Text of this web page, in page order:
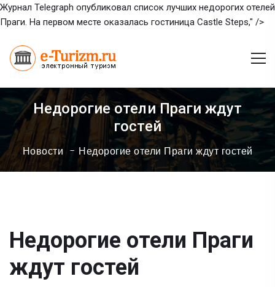
Журнал Telegraph опубликовал список лучших недорогих отелей
Праги. На первом месте оказалась гостиница Castle Steps," />
Недорогие отели Праги ждут
гостей
Новости Недорогие отели Праги ждут гостей
Недорогие отели Праги
ждут гостей